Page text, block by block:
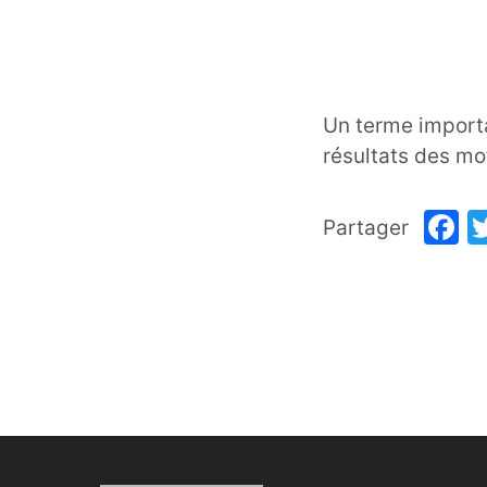
Un terme
résultats des
Partager